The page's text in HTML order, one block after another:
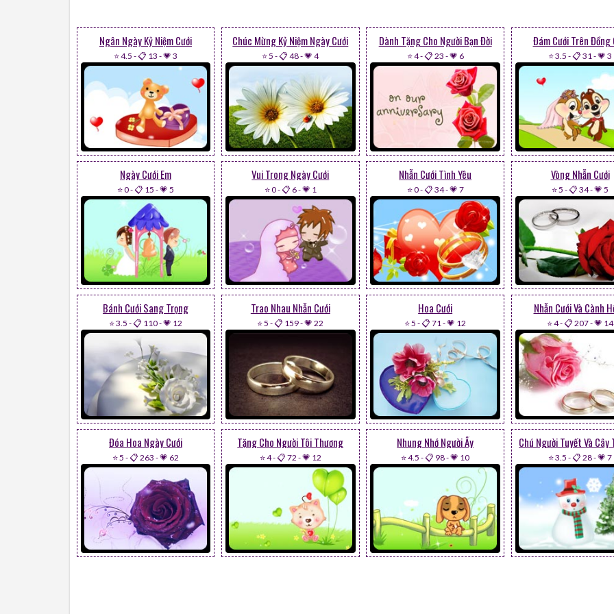
Ngân Ngày Kỷ Niệm Cưới
⭐ 4.5 -📋 13 -💗 3
Chúc Mừng Kỷ Niệm Ngày Cưới
⭐ 5 -📋 48-💗 4
Dành Tặng Cho Người Bạn Đời
⭐ 4-📋 23 -💗 6
Đám Cưới Trên Đồng
⭐ 3.5 -📋 31 -💗 3
Ngày Cưới Em
⭐ 0-📋 15 -💗 5
Vui Trong Ngày Cưới
⭐ 0-📋 6-💗 1
Nhẫn Cưới Tình Yêu
⭐ 0-📋 34-💗 7
Vòng Nhẫn Cưới
⭐ 5 -📋 34-💗 5
Bánh Cưới Sang Trọng
⭐ 3.5 -📋 110-💗 12
Trao Nhau Nhẫn Cưới
⭐ 5 -📋 159-💗 22
Hoa Cưới
⭐ 5 -📋 71-💗 12
Nhẫn Cưới Và Cành
⭐ 4-📋 207-💗 14
Đóa Hoa Ngày Cưới
⭐ 5 -📋 263 -💗 62
Tặng Cho Người Tôi Thương
⭐ 4-📋 72 -💗 12
Nhung Nhớ Người Ấy
⭐ 4.5 -📋 98-💗 10 ⭐ 3.5 -📋 28-💗 7